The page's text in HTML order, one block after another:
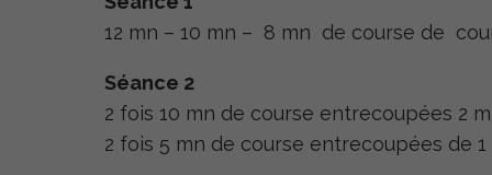
12 mn – 10 mn – 8 mn de course de
Séance 2
2 fois 10 mn de course entrecoupées 2
2 fois 5 mn de course entrecoupées de